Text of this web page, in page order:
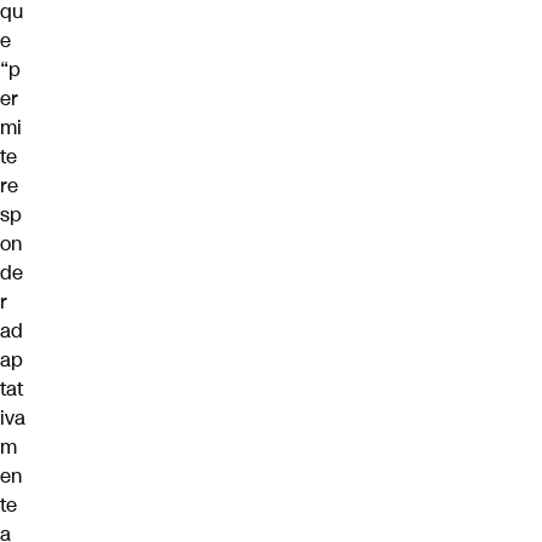
qu
e
“p
er
mi
te
re
sp
on
de
r
ad
ap
tat
iva
m
en
te
a